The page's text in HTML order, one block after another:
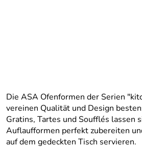
Die ASA Ofenformen der Serien
vereinen Qualität und Design
Gratins, Tartes und Soufflés lassen
Auflaufformen perfekt zubereiten
auf dem gedeckten Tisch servieren.